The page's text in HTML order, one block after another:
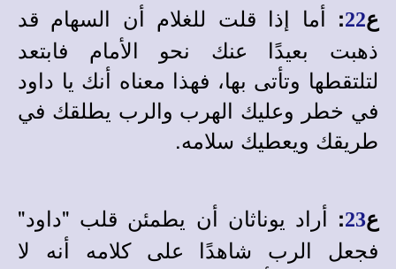
ع22
: أما إذا قلت للغلام أن السهام قد
ذهبت بعيدًا عنك نحو الأمام فابتعد
لتلتقطها وتأتى بها، فهذا معناه أنك يا داود
في خطر وعليك الهرب والرب يطلقك في
طريقك ويعطيك سلامه.
ع23
: أراد يوناثان أن يطمئن قلب "داود"
فجعل الرب شاهدًا على كلامه أنه لا